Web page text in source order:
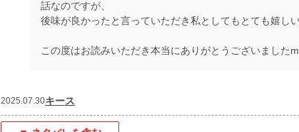
話なのですが、
後味が良かったと言っていただき私としてもとても嬉し
この度はお読みいただき本当にありがとうございました
2025.07.30キース